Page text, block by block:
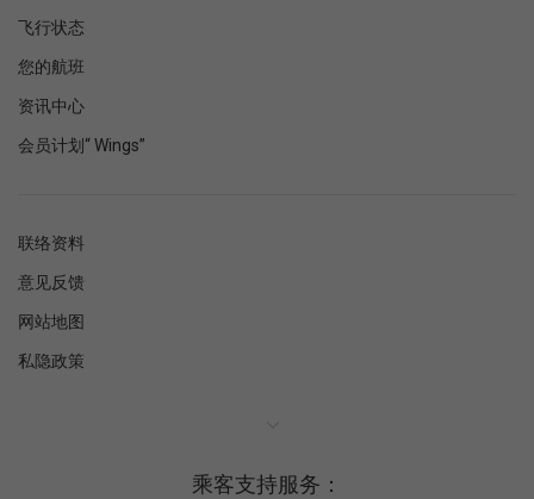
飞行状态
您的航班
资讯中心
会员计划“ Wings”
联络资料
意见反馈
网站地图
私隐政策
乘客支持服务：